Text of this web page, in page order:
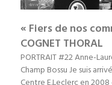
« Fiers de nos
COGNET THORAL
PORTRAIT #22 Anne-
Champ Bossu Je suis